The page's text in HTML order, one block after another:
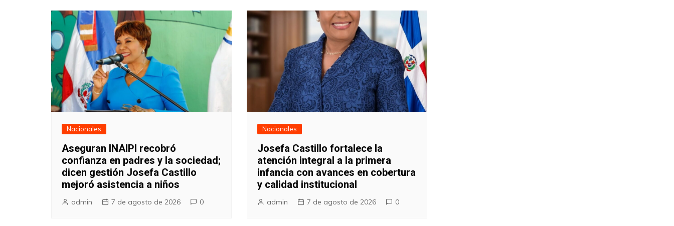
Nacionales
Aseguran INAIPI recobró
confianza en padres y la sociedad;
dicen gestión Josefa Castillo
mejoró asistencia a niños
admin 7 de agosto de 2026 0
Nacionales
Josefa Castillo fortalece la
atención integral a la primera
infancia con avances en cobertura
y calidad institucional
admin 7 de agosto de 2026 0